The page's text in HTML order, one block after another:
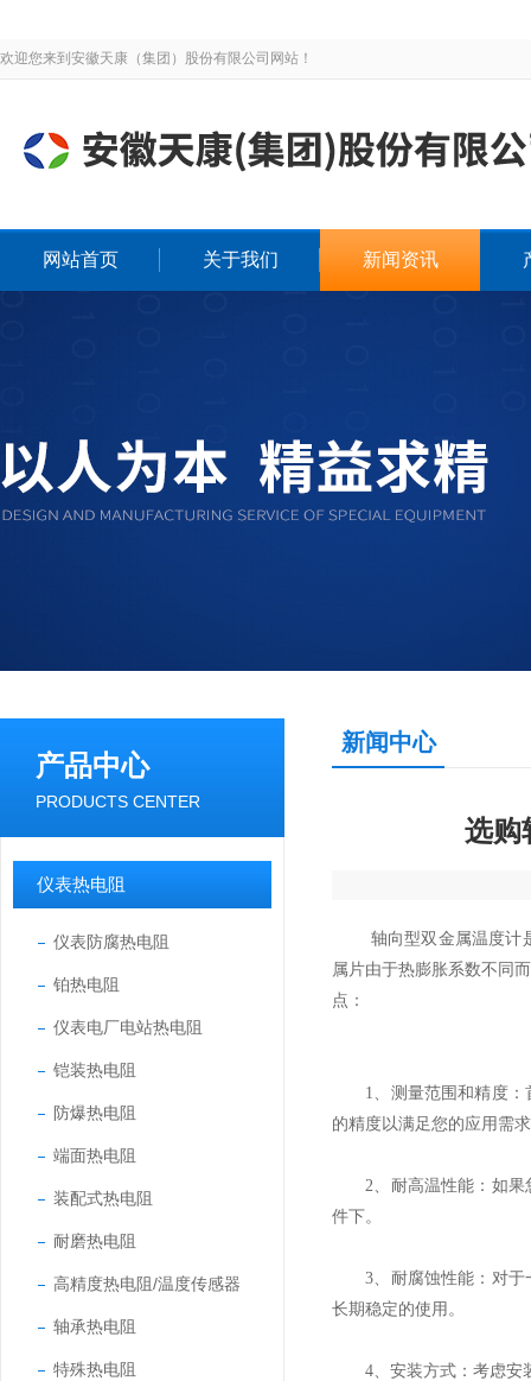
欢迎您来到安徽天康（集团）股份有限公司网站！
网站首页 关于我们 新闻资讯
产品中心
PRODUCTS CENTER
仪表热电阻
仪表防腐热电阻
铂热电阻
仪表电厂电站热电阻
铠装热电阻
防爆热电阻
端面热电阻
装配式热电阻
耐磨热电阻
高精度热电阻/温度传感器
轴承热电阻
特殊热电阻
新闻中心
选购
轴向型双金属温度计是
属片由于热膨胀系数不同
点：
1、测量范围和精度：首
的精度以满足您的应用需
2、耐高温性能：如果您
件下。
3、耐腐蚀性能：对于一
长期稳定的使用。
4、安装方式：考虑安装